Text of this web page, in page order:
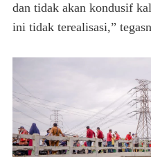
dan tidak akan kondusif
ini tidak terealisasi,”